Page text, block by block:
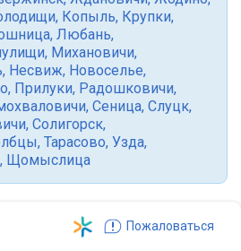
, Копыль, Крупки,
, Любань,
, Михановичи,
, Несвиж, Новоселье,
, Прилуки, Радошковичи,
, Сеница, Слуцк,
, Солигорск,
, Тарасово, Узда,
, Щомыслица
Пожаловаться